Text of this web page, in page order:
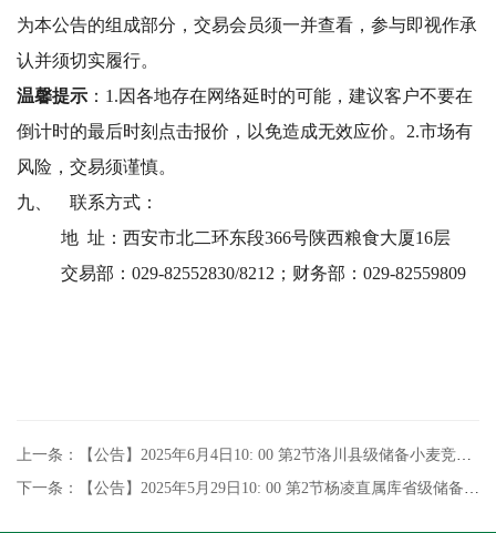
为本公告的组成部分，交易会员须一并查看，参与即视作承
认并须切实履行。
温馨提示 ： 1.因各地存在网络延时的可能，建议客户不要在
倒计时的最后时刻点击报价，以免造成无效应价。2.市场有
风险，交易须谨慎。
九、
联系方式：
地 址：西安市北二环东段366号陕西粮食大厦16层
交易部：029-82552830/8212；财务部：029-82559809
上一条：【公告】2025年6月4日10: 00 第2节洛川县级储备小麦竞价销售专场交易
下一条：【公告】2025年5月29日10: 00 第2节杨凌直属库省级储备小麦竞价销售专场交易